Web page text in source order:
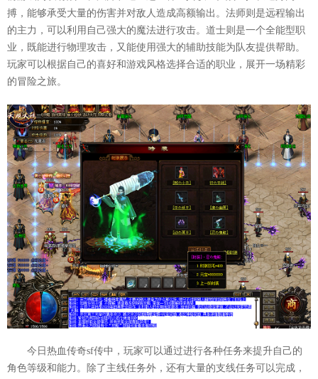
搏，能够承受大量的伤害并对敌人造成高额输出。法师则是远程输出
的主力，可以利用自己强大的魔法进行攻击。道士则是一个全能型职
业，既能进行物理攻击，又能使用强大的辅助技能为队友提供帮助。
玩家可以根据自己的喜好和游戏风格选择合适的职业，展开一场精彩
的冒险之旅。
今日热血传奇sf传中，玩家可以通过进行各种任务来提升自己的
角色等级和能力。除了主线任务外，还有大量的支线任务可以完成，